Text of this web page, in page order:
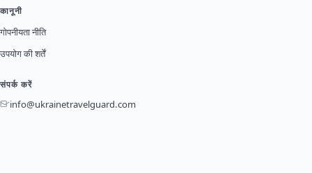
कानूनी
गोपनीयता नीति
उपयोग की शर्तें
संपर्क करें
info@ukrainetravelguard.com